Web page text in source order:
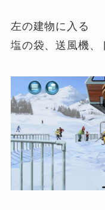
左の建物に入る
塩の袋、送風機、